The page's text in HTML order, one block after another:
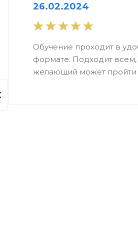
26.02.2024
Обучение проходит в
формате. Подходит
желающий может пройти